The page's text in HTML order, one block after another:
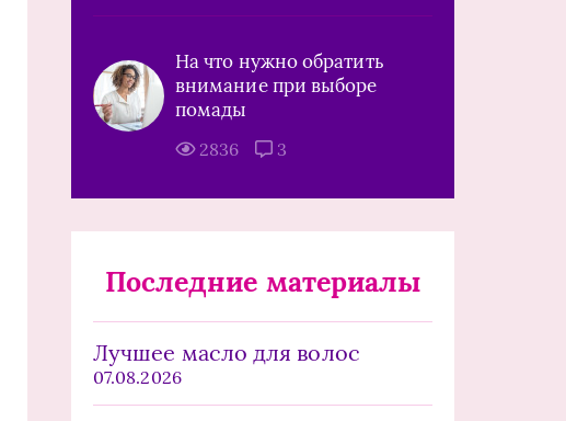
На что нужно обратить
внимание при выборе
помады
2836 3
Последние материалы
Лучшее масло для волос
07.08.2026